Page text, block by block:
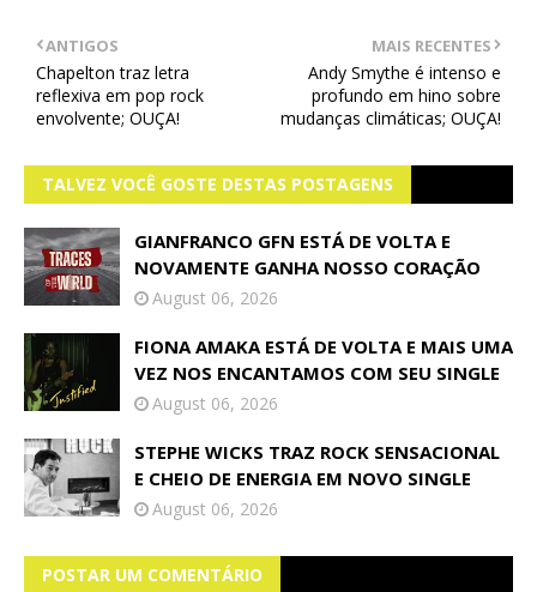
MAIS RECENTES
Andy Smythe é intenso e
profundo em hino sobre
mudanças climáticas; OUÇA!
ANTIGOS
Chapelton traz letra
reflexiva em pop rock
envolvente; OUÇA!
TALVEZ VOCÊ GOSTE DESTAS POSTAGENS
GIANFRANCO GFN ESTÁ DE VOLTA E
NOVAMENTE GANHA NOSSO CORAÇÃO
August 06, 2026
FIONA AMAKA ESTÁ DE VOLTA E MAIS UMA
VEZ NOS ENCANTAMOS COM SEU SINGLE
August 06, 2026
STEPHE WICKS TRAZ ROCK SENSACIONAL
E CHEIO DE ENERGIA EM NOVO SINGLE
August 06, 2026
POSTAR UM COMENTÁRIO